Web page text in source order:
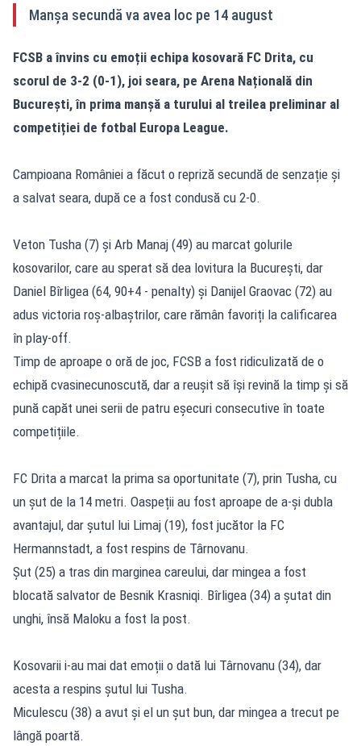
Manșa secundă va avea loc pe 14 august
FCSB a învins cu emoții echipa kosovară FC Drita, cu
scorul de 3-2 (0-1), joi seara, pe Arena Națională din
București, în prima manșă a turului al treilea preliminar al
competiției de fotbal Europa League.
Campioana României a făcut o repriză secundă de senzație și
a salvat seara, după ce a fost condusă cu 2-0.
Veton Tusha (7) și Arb Manaj (49) au marcat golurile
kosovarilor, care au sperat să dea lovitura la București, dar
Daniel Bîrligea (64, 90+4 - penalty) și Danijel Graovac (72) au
adus victoria roș-albaștrilor, care rămân favoriți la calificarea
în play-off.
Timp de aproape o oră de joc, FCSB a fost ridiculizată de o
echipă cvasinecunoscută, dar a reușit să își revină la timp și să
pună capăt unei serii de patru eșecuri consecutive în toate
competițiile.
FC Drita a marcat la prima sa oportunitate (7), prin Tusha, cu
un șut de la 14 metri. Oaspeții au fost aproape de a-și dubla
avantajul, dar șutul lui Limaj (19), fost jucător la FC
Hermannstadt, a fost respins de Târnovanu.
Șut (25) a tras din marginea careului, dar mingea a fost
blocată salvator de Besnik Krasniqi. Bîrligea (34) a șutat din
unghi, însă Maloku a fost la post.
Kosovarii i-au mai dat emoții o dată lui Târnovanu (34), dar
acesta a respins șutul lui Tusha.
Miculescu (38) a avut și el un șut bun, dar mingea a trecut pe
lângă poartă.